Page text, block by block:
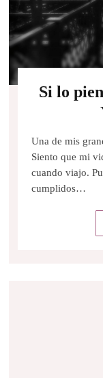
Si lo
Una de mis
Siento que mi
cuando viajo.
cumplidos…